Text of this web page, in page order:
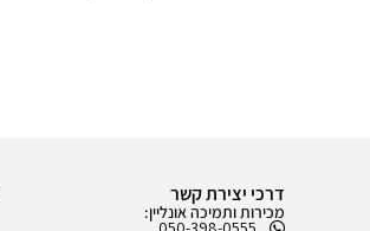
דרכי יצירת קשר
מכירות ותמיכה אונליין: